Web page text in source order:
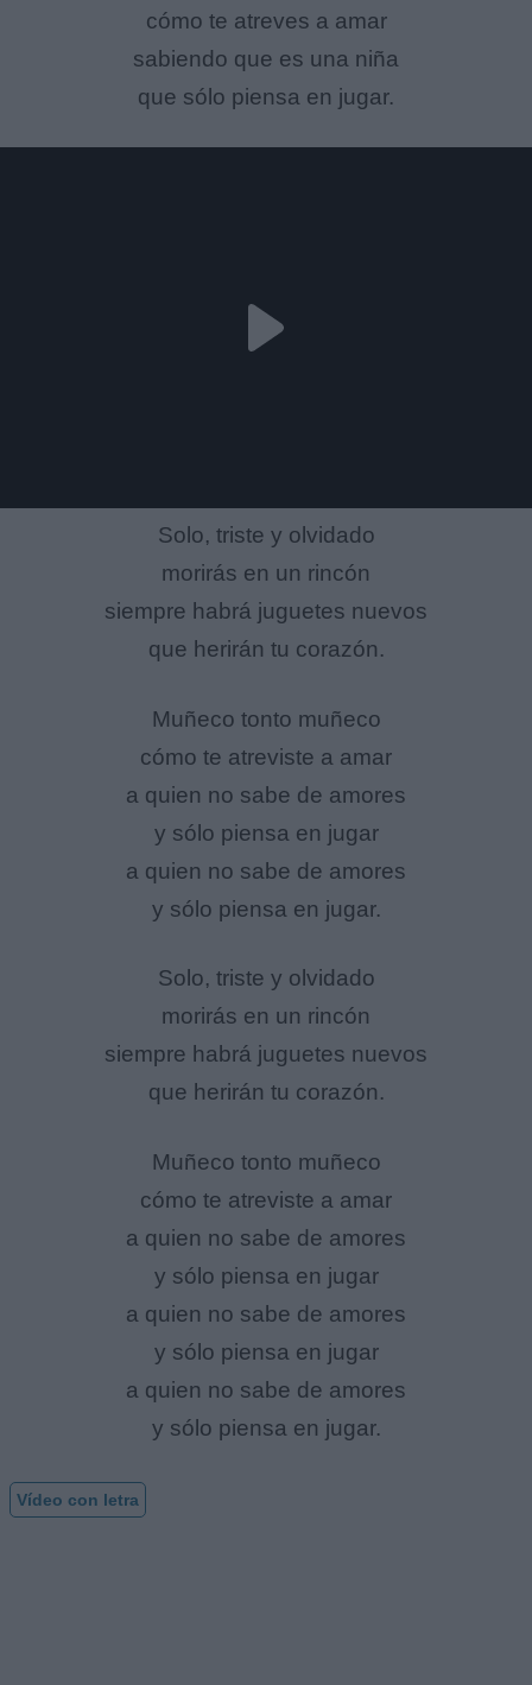
cómo te atreves a amar
sabiendo que es una niña
que sólo piensa en jugar.
Solo, triste y olvidado
morirás en un rincón
siempre habrá juguetes nuevos
que herirán tu corazón.
Muñeco tonto muñeco
cómo te atreviste a amar
a quien no sabe de amores
y sólo piensa en jugar
a quien no sabe de amores
y sólo piensa en jugar.
Solo, triste y olvidado
morirás en un rincón
siempre habrá juguetes nuevos
que herirán tu corazón.
Muñeco tonto muñeco
cómo te atreviste a amar
a quien no sabe de amores
y sólo piensa en jugar
a quien no sabe de amores
y sólo piensa en jugar
a quien no sabe de amores
y sólo piensa en jugar.
Vídeo con letra